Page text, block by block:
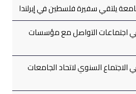
يلتقي سفيرة فلسطين في إيرلندا
اجتماعات التواصل مع مؤسسات
السنوي لاتحاد الجامعات